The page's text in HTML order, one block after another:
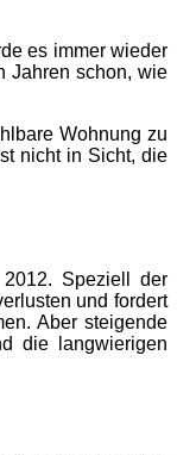
es immer wieder
Jahren schon, wie
Wohnung zu
nicht in Sicht, die
Speziell der
und fordert
Aber steigende
die langwierigen